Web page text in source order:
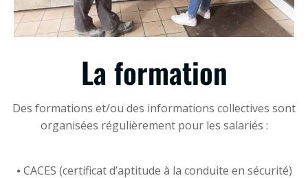
La formation
Des formations et/ou des informations collectives sont
organisées régulièrement pour les salariés :
⦁ CACES (certificat d’aptitude à la conduite en sécurité)